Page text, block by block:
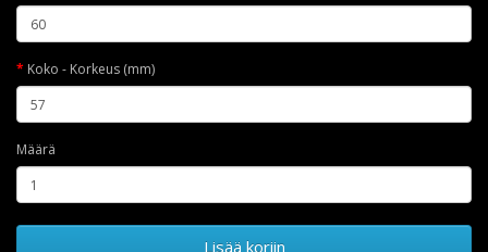
Koko - Korkeus (mm)
Määrä
Lisää koriin